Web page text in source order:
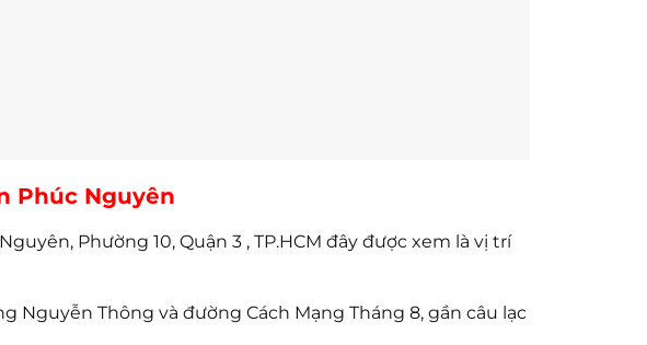
Phúc Nguyên
Phường 10, Quận 3 , TP.HCM đây được xem là vị trí
Thông và đường Cách Mạng Tháng 8, gần câu lạc